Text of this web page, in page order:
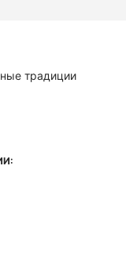
традиции